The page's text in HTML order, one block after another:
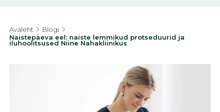
Avaleht
Blogi
Naistepäeva eel: naiste lemmikud protseduurid ja
iluhoolitsused Niine Nahakliinikus